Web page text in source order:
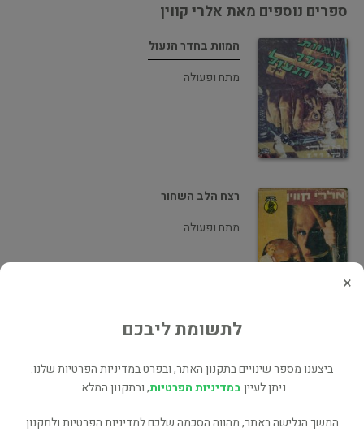
ספרים נוספים מאת אלרי קווין
המוות בחדר הנעול
מתח ופעולה
רצח הלב השחור
מתח ופעולה
מתח ופעולה
×
לתשומת ליבכם
ביצענו מספר שינויים בתקנון האתר, ובפרט במדיניות הפרטיות שלנו.
ניתן לעייןבמדיניות הפרטיות, ובתקנון המלא.
המשך הגלישה באתר, מהווה הסכמה שלכם למדיניות הפרטיות ולתקנון